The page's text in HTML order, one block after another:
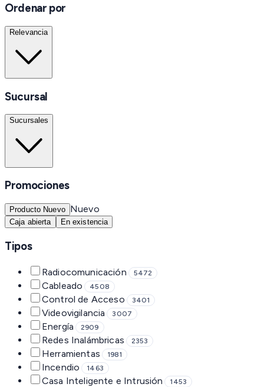
Ordenar por
Relevancia
Sucursal
Sucursales
Promociones
Producto Nuevo Nuevo
Caja abierta En existencia
Tipos
Radiocomunicación 5472
Cableado 4508
Control de Acceso 3401
Videovigilancia 3007
Energía 2909
Redes Inalámbricas 2353
Herramientas 1981
Incendio 1463
Casa Inteligente e Intrusión 1453